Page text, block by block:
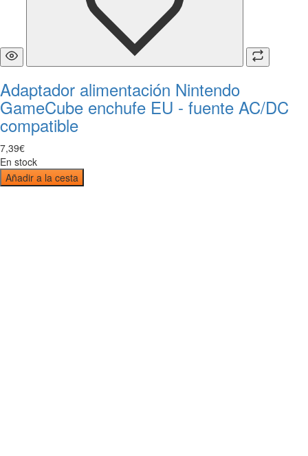
Adaptador alimentación Nintendo
GameCube enchufe EU - fuente AC/DC
compatible
7,39€
En stock
Añadir a la cesta